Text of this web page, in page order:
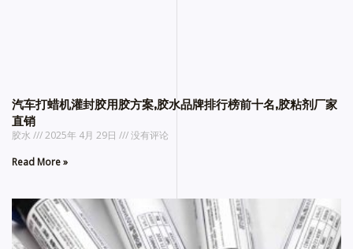
汽车打蜡机灌封胶用胶方案,胶水品牌排行榜前十名,胶粘剂厂家
直销
胶水 2025年 4月 29日
没有评论
Read More »